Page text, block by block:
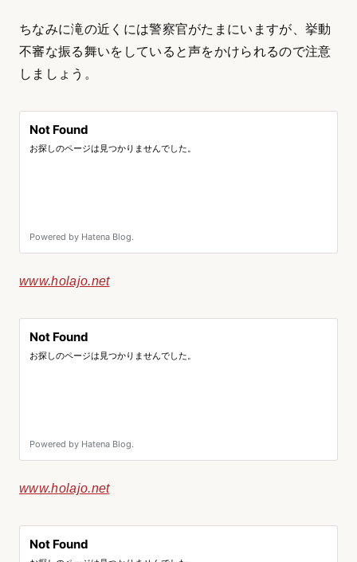
ちなみに滝の近くには警察官がたまにいますが、挙動
不審な振る舞いをしていると声をかけられるので注意
しましょう。
www.holajo.net
www.holajo.net